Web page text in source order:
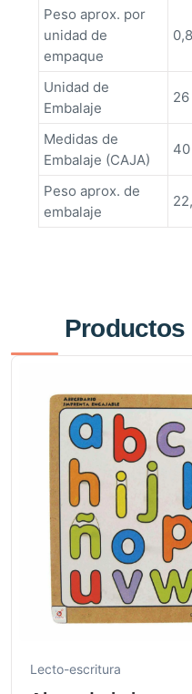
Peso aprox. por
unidad de
empaque
Unidad de
Embalaje
Medidas de
Embalaje (CAJA)
Peso aprox. de
embalaje
Lecto-escritura